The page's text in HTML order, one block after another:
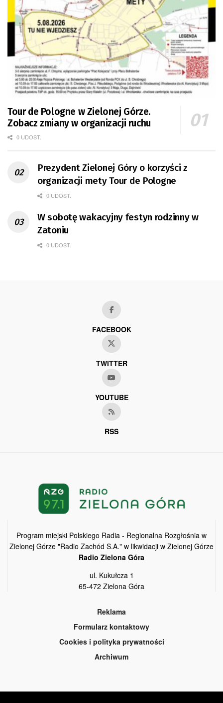
Tour de Pologne w Zielonej Górze.
Zobacz zmiany w organizacji ruchu
0 UDOST.
Prezydent Zielonej Góry o korzyści z
organizacji mety Tour de Pologne
0 UDOST.
W sobotę wakacyjny festyn rodzinny w
Zatoniu
0 UDOST.
FACEBOOK
TWITTER
YOUTUBE
RSS
Program miejski Polskiego Radia - Regionalna Rozgłośnia w
Zielonej Górze "Radio Zachód S.A." w likwidacji w Zielonej Górze
Radio Zielona Góra
ul. Kukułcza 1
65-472 Zielona Góra
Reklama
Formularz kontaktowy
Cookies i polityka prywatności
Archiwum